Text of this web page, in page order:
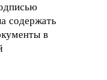
содержать
в